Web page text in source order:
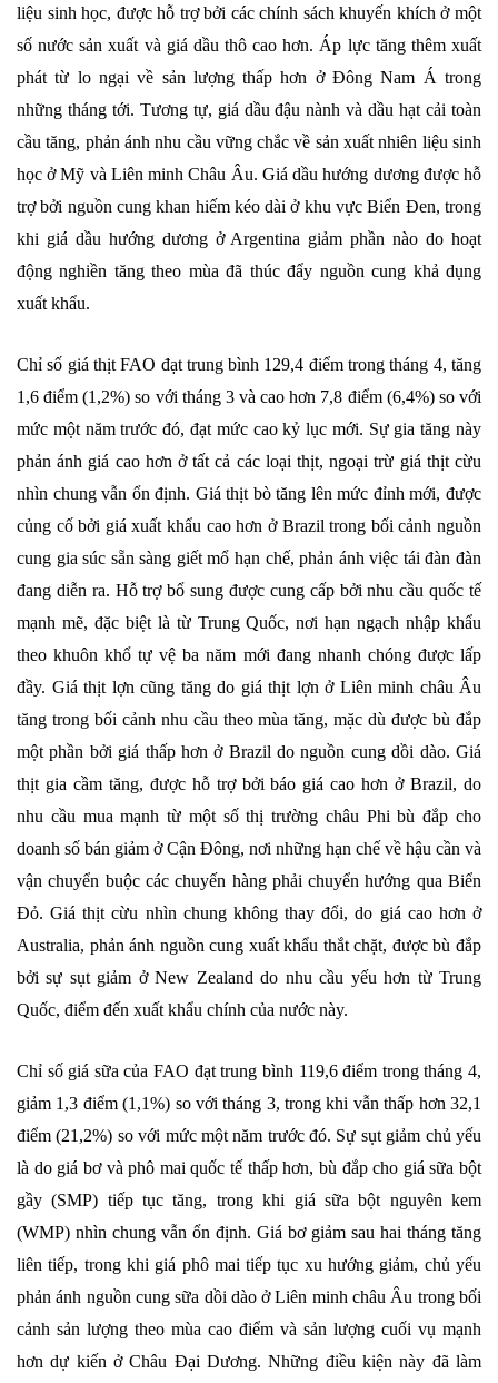
liệu sinh học, được hỗ trợ bởi các chính sách khuyến khích ở một
số nước sản xuất và giá dầu thô cao hơn. Áp lực tăng thêm xuất
phát từ lo ngại về sản lượng thấp hơn ở Đông Nam Á trong
những tháng tới. Tương tự, giá dầu đậu nành và dầu hạt cải toàn
cầu tăng, phản ánh nhu cầu vững chắc về sản xuất nhiên liệu sinh
học ở Mỹ và Liên minh Châu Âu. Giá dầu hướng dương được hỗ
trợ bởi nguồn cung khan hiếm kéo dài ở khu vực Biển Đen, trong
khi giá dầu hướng dương ở Argentina giảm phần nào do hoạt
động nghiền tăng theo mùa đã thúc đẩy nguồn cung khả dụng
xuất khẩu.
Chỉ số giá thịt FAO đạt trung bình 129,4 điểm trong tháng 4, tăng
1,6 điểm (1,2%) so với tháng 3 và cao hơn 7,8 điểm (6,4%) so với
mức một năm trước đó, đạt mức cao kỷ lục mới. Sự gia tăng này
phản ánh giá cao hơn ở tất cả các loại thịt, ngoại trừ giá thịt cừu
nhìn chung vẫn ổn định. Giá thịt bò tăng lên mức đỉnh mới, được
củng cố bởi giá xuất khẩu cao hơn ở Brazil trong bối cảnh nguồn
cung gia súc sẵn sàng giết mổ hạn chế, phản ánh việc tái đàn đàn
đang diễn ra. Hỗ trợ bổ sung được cung cấp bởi nhu cầu quốc tế
mạnh mẽ, đặc biệt là từ Trung Quốc, nơi hạn ngạch nhập khẩu
theo khuôn khổ tự vệ ba năm mới đang nhanh chóng được lấp
đầy. Giá thịt lợn cũng tăng do giá thịt lợn ở Liên minh châu Âu
tăng trong bối cảnh nhu cầu theo mùa tăng, mặc dù được bù đắp
một phần bởi giá thấp hơn ở Brazil do nguồn cung dồi dào. Giá
thịt gia cầm tăng, được hỗ trợ bởi báo giá cao hơn ở Brazil, do
nhu cầu mua mạnh từ một số thị trường châu Phi bù đắp cho
doanh số bán giảm ở Cận Đông, nơi những hạn chế về hậu cần và
vận chuyển buộc các chuyến hàng phải chuyển hướng qua Biển
Đỏ. Giá thịt cừu nhìn chung không thay đổi, do giá cao hơn ở
Australia, phản ánh nguồn cung xuất khẩu thắt chặt, được bù đắp
bởi sự sụt giảm ở New Zealand do nhu cầu yếu hơn từ Trung
Quốc, điểm đến xuất khẩu chính của nước này.
Chỉ số giá sữa của FAO đạt trung bình 119,6 điểm trong tháng 4,
giảm 1,3 điểm (1,1%) so với tháng 3, trong khi vẫn thấp hơn 32,1
điểm (21,2%) so với mức một năm trước đó. Sự sụt giảm chủ yếu
là do giá bơ và phô mai quốc tế thấp hơn, bù đắp cho giá sữa bột
gầy (SMP) tiếp tục tăng, trong khi giá sữa bột nguyên kem
(WMP) nhìn chung vẫn ổn định. Giá bơ giảm sau hai tháng tăng
liên tiếp, trong khi giá phô mai tiếp tục xu hướng giảm, chủ yếu
phản ánh nguồn cung sữa dồi dào ở Liên minh châu Âu trong bối
cảnh sản lượng theo mùa cao điểm và sản lượng cuối vụ mạnh
hơn dự kiến ​​ở Châu Đại Dương. Những điều kiện này đã làm